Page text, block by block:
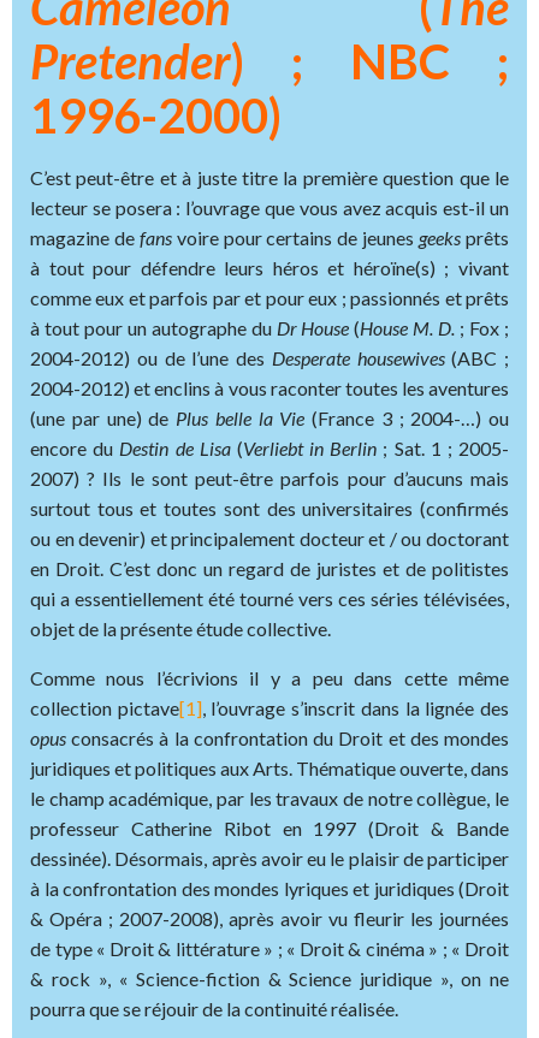
Pretender) ; NBC ;
1996-2000)
C’est peut-être et à juste titre la première question que le
lecteur se posera : l’ouvrage que vous avez acquis est-il un
magazine de fans voire pour certains de jeunes geeksprêts
à tout pour défendre leurs héros et héroïne(s) ; vivant
comme eux et parfois par et pour eux ; passionnés et prêts
à tout pour un autographe du Dr House (House M. D. ; Fox ;
2004-2012) ou de l’une des Desperate housewives(ABC ;
2004-2012) et enclins à vous raconter toutes les aventures
(une par une) de Plus belle la Vie (France 3 ; 2004-…) ou
encore du Destin de Lisa(Verliebt in Berlin ; Sat. 1 ; 2005-
2007) ? Ils le sont peut-être parfois pour d’aucuns mais
surtout tous et toutes sont des universitaires (confirmés
ou en devenir) et principalement docteur et / ou doctorant
en Droit. C’est donc un regard de juristes et de politistes
qui a essentiellement été tourné vers ces séries télévisées,
objet de la présente étude collective.
Comme nous l’écrivions il y a peu dans cette même
collection pictave[1], l’ouvrage s’inscrit dans la lignée des
opus consacrés à la confrontation du Droit et des mondes
juridiques et politiques aux Arts. Thématique ouverte, dans
le champ académique, par les travaux de notre collègue, le
professeur Catherine Ribot en 1997 (Droit & Bande
dessinée). Désormais, après avoir eu le plaisir de participer
à la confrontation des mondes lyriques et juridiques (Droit
& Opéra ; 2007-2008), après avoir vu fleurir les journées
de type « Droit & littérature » ; « Droit & cinéma » ; « Droit
& rock », « Science-fiction & Science juridique », on ne
pourra que se réjouir de la continuité réalisée.